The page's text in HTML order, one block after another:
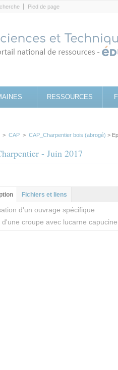
Pied de page
RESSOURCES
> CAP > CAP_Charpentier bois (abrogé) >
- Juin 2017
principal
(onglet
actif)
Fichiers et liens
d'un ouvrage spécifique
d'une croupe avec lucarne capucine